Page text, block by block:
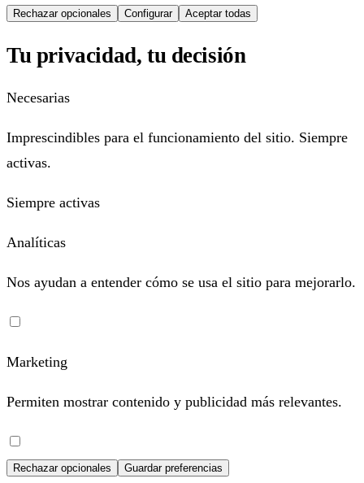
Rechazar opcionales Configurar Aceptar todas
Tu privacidad, tu decisión
Necesarias
Imprescindibles para el funcionamiento del sitio. Siempre
activas.
Siempre activas
Analíticas
Nos ayudan a entender cómo se usa el sitio para mejorarlo.
Marketing
Permiten mostrar contenido y publicidad más relevantes.
Rechazar opcionales Guardar preferencias